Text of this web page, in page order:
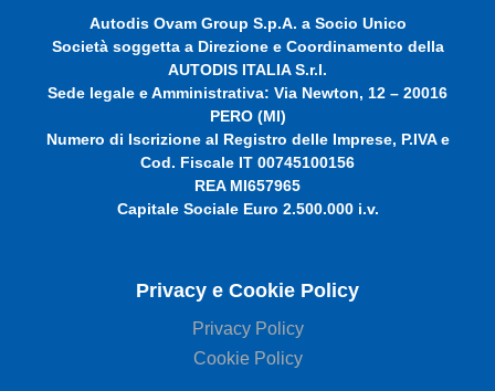
Autodis Ovam Group S.p.A. a Socio Unico
Società soggetta a Direzione e Coordinamento della
AUTODIS ITALIA S.r.l.
Sede legale e Amministrativa: Via Newton, 12 – 20016
PERO (MI)
Numero di Iscrizione al Registro delle Imprese, P.IVA e
Cod. Fiscale IT 00745100156
REA MI657965
Capitale Sociale Euro 2.500.000 i.v.
Privacy e Cookie Policy
Privacy Policy
Cookie Policy